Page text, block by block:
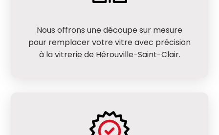
Nous offrons une découpe sur mesure
pour remplacer votre vitre avec précision
à la vitrerie de Hérouville-Saint-Clair.